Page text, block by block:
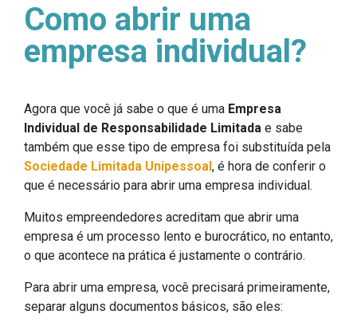
Como abrir uma
empresa individual?
Agora que você já sabe o que é uma Empresa
Individual de Responsabilidade Limitada e sabe
também que esse tipo de empresa foi substituída pela
Sociedade Limitada Unipessoal, é hora de conferir o
que é necessário para abrir uma empresa individual.
Muitos empreendedores acreditam que abrir uma
empresa é um processo lento e burocrático, no entanto,
o que acontece na prática é justamente o contrário.
Para abrir uma empresa, você precisará primeiramente,
separar alguns documentos básicos, são eles: